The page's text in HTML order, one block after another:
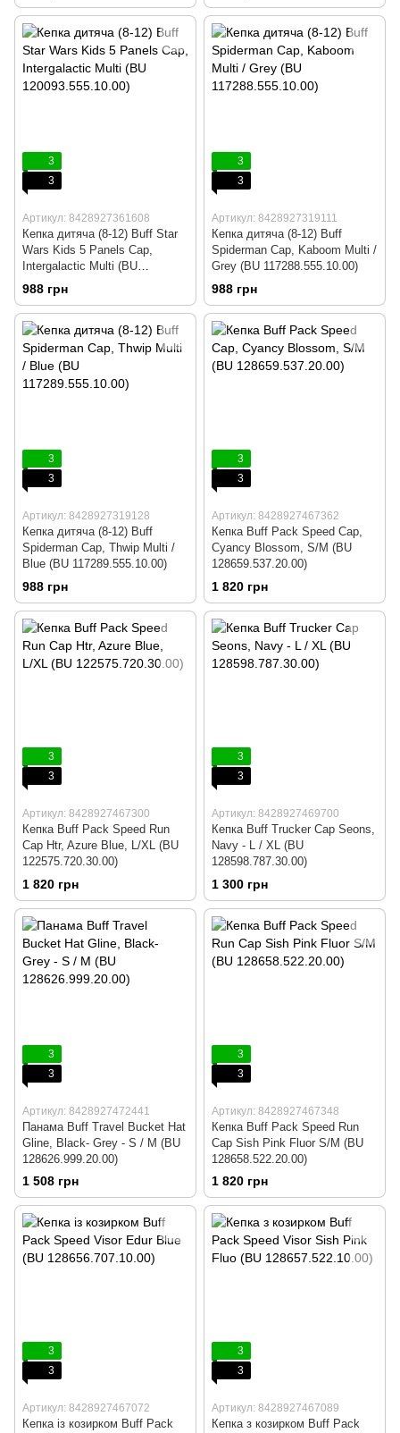
3
3
Артикул: 8428927361608
Кепка дитяча (8-12) Buff Star
Wars Kids 5 Panels Cap,
Intergalactic Multi (BU
120093.555.10.00)
988 грн
3
3
Артикул: 8428927319111
Кепка дитяча (8-12) Buff
Spiderman Cap, Kaboom Multi /
Grey (BU 117288.555.10.00)
988 грн
3
3
Артикул: 8428927319128
Кепка дитяча (8-12) Buff
Spiderman Cap, Thwip Multi /
Blue (BU 117289.555.10.00)
988 грн
3
3
Артикул: 8428927467362
Кепка Buff Pack Speed Cap,
Cyancy Blossom, S/M (BU
128659.537.20.00)
1 820 грн
3
3
Артикул: 8428927467300
Кепка Buff Pack Speed Run
Cap Htr, Azure Blue, L/XL (BU
122575.720.30.00)
1 820 грн
3
3
Артикул: 8428927469700
Кепка Buff Trucker Cap Seons,
Navy - L / XL (BU
128598.787.30.00)
1 300 грн
3
3
Артикул: 8428927472441
Панама Buff Travel Bucket Hat
Gline, Black- Grey - S / M (BU
128626.999.20.00)
1 508 грн
3
3
Артикул: 8428927467348
Кепка Buff Pack Speed ​​Run
Cap Sish Pink Fluor S/M (BU
128658.522.20.00)
1 820 грн
3
3
Артикул: 8428927467072
Кепка із козирком Buff Pack
3
3
Артикул: 8428927467089
Кепка з козирком Buff Pack